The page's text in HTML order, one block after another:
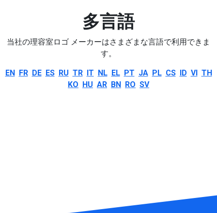
多言語
当社の理容室ロゴ メーカーはさまざまな言語で利用できま
す。
EN FR DE ES RU TR IT NL EL PT JA PL CS ID VI TH
KO HU AR BN RO SV